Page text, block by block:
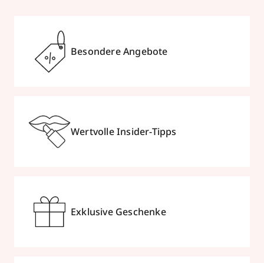
Besondere Angebote
Wertvolle Insider-Tipps
Exklusive Geschenke